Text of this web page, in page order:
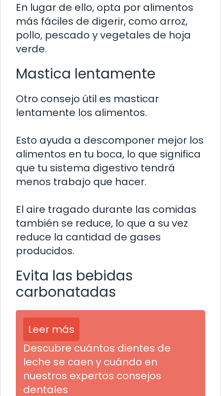
En lugar de ello, opta por alimentos
más fáciles de digerir, como arroz,
pollo, pescado y vegetales de hoja
verde.
Mastica lentamente
Otro consejo útil es masticar
lentamente los alimentos.
Esto ayuda a descomponer mejor los
alimentos en tu boca, lo que significa
que tu sistema digestivo tendrá
menos trabajo que hacer.
El aire tragado durante las comidas
también se reduce, lo que a su vez
reduce la cantidad de gases
producidos.
Evita las bebidas
carbonatadas
Leer más
Descubre cuántos dientes de
leche se caen y cuándo en
nuestros expertos consejos
dentales